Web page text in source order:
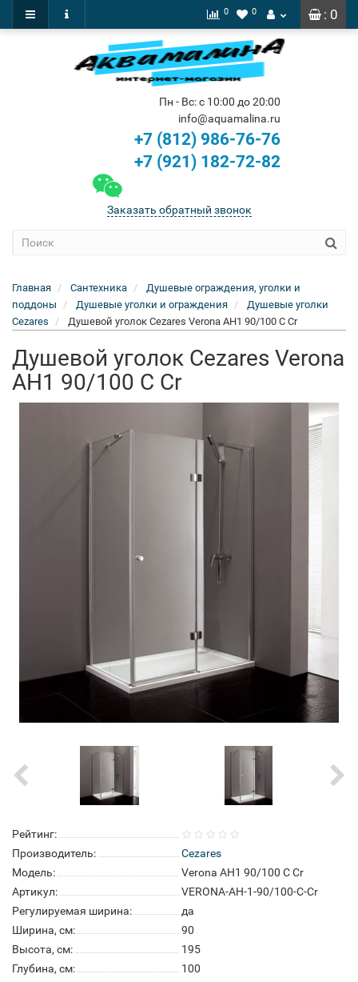
: 0
0 0
Пн - Вс: с 10:00 до 20:00
info@aquamalina.ru
+7 (812) 986-76-76
+7 (921) 182-72-82
Заказать обратный звонок
Главная Сантехника
Душевые ограждения, уголки и
поддоны
Душевые уголки и ограждения
Душевые уголки
Cezares
Душевой уголок Cezares Verona AH1 90/100 C Cr
Душевой уголок Cezares Verona
AH1 90/100 C Cr
Рейтинг:
Производитель:
Cezares
Модель:
Verona AH1 90/100 C Cr
Артикул:
VERONA-AH-1-90/100-C-Cr
Регулируемая ширина:
да
Ширина, см:
90
Высота, см:
195
Глубина, см:
100